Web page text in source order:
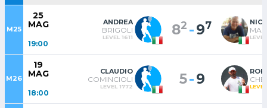
M25
25
MAG
19:00
ANDREA
BRIGOLI
LEVEL 1611 82 -97
M26
19
MAG
18:00
CLAUDIO
COMINCIOLI
LEVEL 1772 5-9